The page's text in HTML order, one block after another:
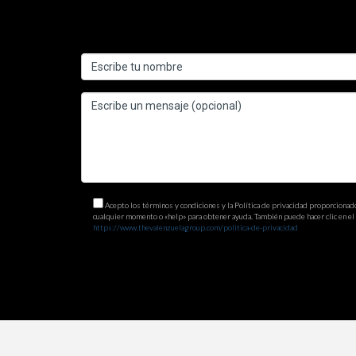
¿Cuáles son las tendencias actuales
Las tendencias actuales muestran un aumento
crecimiento notable en las propiedades de lujo,
¿Es un buen momento para invertir en
Sí, actualmente el sur de Florida se considera
también están captando mucho interés debido
Las propiedades más populares incluyen
¿Cómo afecta el clima al mercado
Acepto los términos y condiciones y la Política de privacidad
cualquier momento o «help» para obtener ayuda. También puede hacer clic en
https://www.thevalenzuelagroup.com/politica-de-privacidad